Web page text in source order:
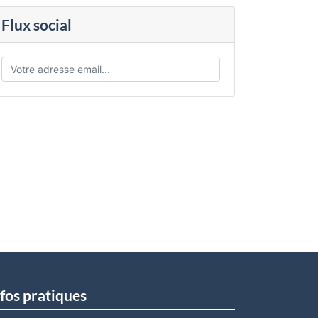
Flux social
pratiques